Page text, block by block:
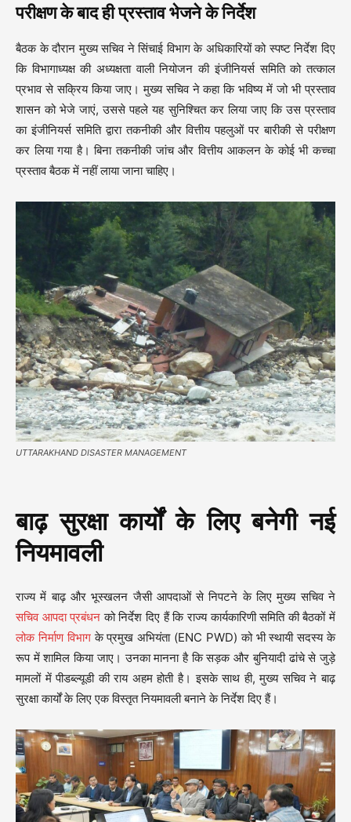
परीक्षण के बाद ही प्रस्ताव भेजने के निर्देश
बैठक के दौरान मुख्य सचिव ने सिंचाई विभाग के अधिकारियों को स्पष्ट निर्देश दिए
कि विभागाध्यक्ष की अध्यक्षता वाली नियोजन की इंजीनियर्स समिति को तत्काल
प्रभाव से सक्रिय किया जाए। मुख्य सचिव ने कहा कि भविष्य में जो भी प्रस्ताव
शासन को भेजे जाएं, उससे पहले यह सुनिश्चित कर लिया जाए कि उस प्रस्ताव
का इंजीनियर्स समिति द्वारा तकनीकी और वित्तीय पहलुओं पर बारीकी से परीक्षण
कर लिया गया है। बिना तकनीकी जांच और वित्तीय आकलन के कोई भी कच्चा
प्रस्ताव बैठक में नहीं लाया जाना चाहिए।
UTTARAKHAND DISASTER MANAGEMENT
बाढ़ सुरक्षा कार्यों के लिए बनेगी नई
नियमावली
राज्य में बाढ़ और भूस्खलन जैसी आपदाओं से निपटने के लिए मुख्य सचिव ने
सचिव आपदा प्रबंधन को निर्देश दिए हैं कि राज्य कार्यकारिणी समिति की बैठकों में
लोक निर्माण विभागके प्रमुख अभियंता (ENC PWD) को भी स्थायी सदस्य के
रूप में शामिल किया जाए। उनका मानना है कि सड़क और बुनियादी ढांचे से जुड़े
मामलों में पीडब्ल्यूडी की राय अहम होती है। इसके साथ ही, मुख्य सचिव ने बाढ़
सुरक्षा कार्यों के लिए एक विस्तृत नियमावली बनाने के निर्देश दिए हैं।